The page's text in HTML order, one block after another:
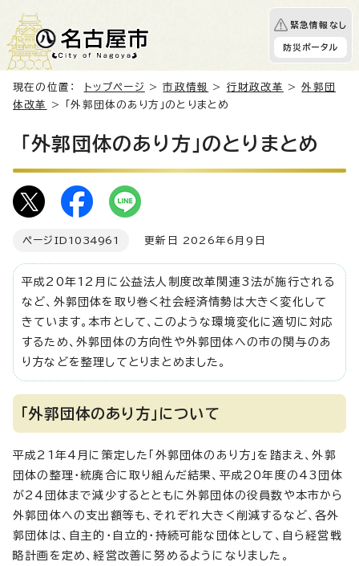
緊急情報なし
防災ポータル
現在の位置： トップページ >市政情報 > 行財政改革 >外郭団
体改革
> 「外郭団体のあり方」のとりまとめ
「外郭団体のあり方」のとりまとめ
ページID 1034961 更新日 2026年6月9日
平成20年12月に公益法人制度改革関連3法が施行される
など、外郭団体を取り巻く社会経済情勢は大きく変化して
きています。本市として、このような環境変化に適切に対応
するため、外郭団体の方向性や外郭団体への市の関与のあ
り方などを整理してとりまとめました。
「外郭団体のあり方」について
平成21年4月に策定した「外郭団体のあり方」を踏まえ、外郭
団体の整理・統廃合に取り組んだ結果、平成20年度の43団体
が24団体まで減少するとともに外郭団体の役員数や本市から
外郭団体への支出額等も、それぞれ大きく削減するなど、各外
郭団体は、自主的・自立的・持続可能な団体として、自ら経営戦
略計画を定め、経営改善に努めるようになりました。